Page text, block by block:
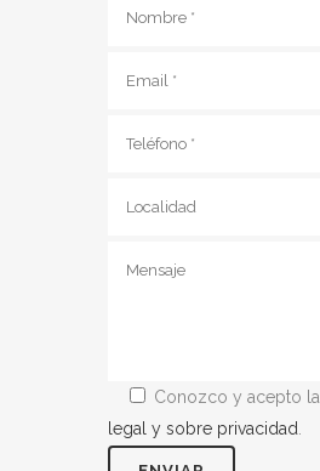
Conozco y acepto la
legal y sobre privacidad